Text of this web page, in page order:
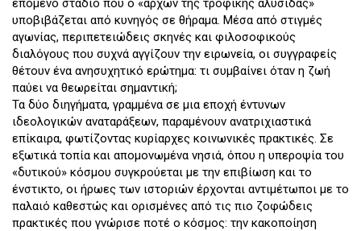
επόμενο στάδιο που ο «άρχων της τροφικής αλυσίδας»
υποβιβάζεται από κυνηγός σε θήραμα. Μέσα από στιγμές
αγωνίας, περιπετειώδεις σκηνές και φιλοσοφικούς
διαλόγους που συχνά αγγίζουν την ειρωνεία, οι συγγραφείς
θέτουν ένα ανησυχητικό ερώτημα: τι συμβαίνει όταν η ζωή
παύει να θεωρείται σημαντική;
Τα δύο διηγήματα, γραμμένα σε μια εποχή έντυνων
ιδεολογικών αναταράξεων, παραμένουν ανατριχιαστικά
επίκαιρα, φωτίζοντας κυρίαρχες κοινωνικές πρακτικές. Σε
εξωτικά τοπία και απομονωμένα νησιά, όπου η υπεροψία του
«δυτικού» κόσμου συγκρούεται με την επιβίωση και το
ένστικτο, οι ήρωες των ιστοριών έρχονται αντιμέτωποι με το
παλαιό καθεστώς και ορισμένες από τις πιο ζοφώδεις
πρακτικές που γνώρισε ποτέ ο κόσμος: την κακοποίηση